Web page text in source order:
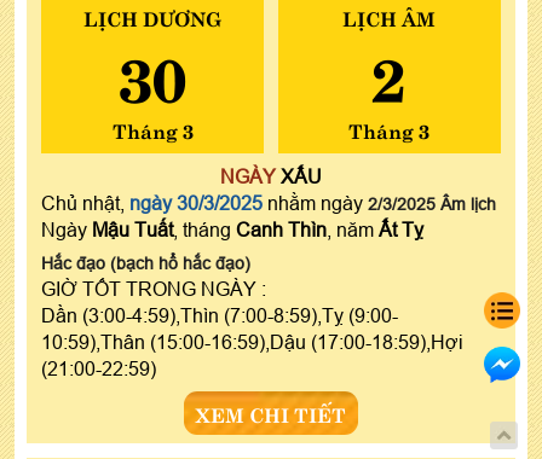
LỊCH DƯƠNG
30
Tháng 3
LỊCH ÂM
2
Tháng 3
NGÀYXẤU
Chủ nhật, ngày 30/3/2025 nhằm ngày 2/3/2025 Âm lịch
Ngày Mậu Tuất, tháng Canh Thìn , năm Ất Tỵ
Hắc đạo (bạch hổ hắc đạo)
GIỜ TỐT TRONG NGÀY :
Dần (3:00-4:59),Thìn (7:00-8:59),Tỵ (9:00-
10:59),Thân (15:00-16:59),Dậu (17:00-18:59),Hợi
(21:00-22:59)
XEM CHI TIẾT